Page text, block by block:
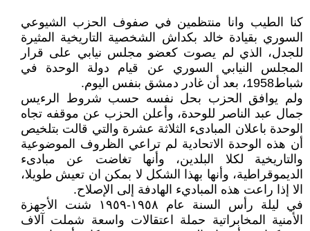
كنا الطيب وانا منتظمين في صفوف الحزب الشيوعي
السوري بقيادة خالد بكداش الشخصية التاريخية المثيرة
للجدل، الذي لم يصوت كعضو مجلس نيابي على قرار
المجلس النيابي السوري عن قيام دولة الوحدة في
شباط1958، بعد أن غادر دمشق بنفس اليوم.
ولم يوافق الحزب بحل نفسه حسب شروط الرءيس
جمال عبد الناصر للوحدة، وأعلن الحزب عن موقفه تجاه
الوحدة باعلان المبادىء الثلاثة عشرة والتي قالت بتلخيص
أن هذه الوحدة الاتحادية لم تراعي الظروف الموضوعية
والتاريخية لكلا البلدين، وأنها تغاضت عن مبادىء
الديموقراطية، وأنها بهذا الشكل لا بمكن ان تعيش طويلا،
الا إذا راعت هذه المباديء الهادفة إلى الإصلاح.
في ليلة رأس السنة عام ١٩٥٨-١٩٥٩ شنت الأجهزة
الأمنية المخابراتية حملة اعتقالات واسعة شملت آلاف